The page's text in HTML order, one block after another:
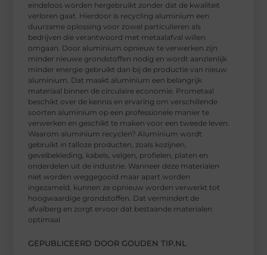
eindeloos worden hergebruikt zonder dat de kwaliteit
verloren gaat. Hierdoor is recycling aluminium een
duurzame oplossing voor zowel particulieren als
bedrijven die verantwoord met metaalafval willen
omgaan. Door aluminium opnieuw te verwerken zijn
minder nieuwe grondstoffen nodig en wordt aanzienlijk
minder energie gebruikt dan bij de productie van nieuw
aluminium. Dat maakt aluminium een belangrijk
materiaal binnen de circulaire economie. Prometaal
beschikt over de kennis en ervaring om verschillende
soorten aluminium op een professionele manier te
verwerken en geschikt te maken voor een tweede leven.
Waarom aluminium recyclen? Aluminium wordt
gebruikt in talloze producten, zoals kozijnen,
gevelbekleding, kabels, velgen, profielen, platen en
onderdelen uit de industrie. Wanneer deze materialen
niet worden weggegooid maar apart worden
ingezameld, kunnen ze opnieuw worden verwerkt tot
hoogwaardige grondstoffen. Dat vermindert de
afvalberg en zorgt ervoor dat bestaande materialen
optimaal
GEPUBLICEERD DOOR GOUDEN TIP.NL